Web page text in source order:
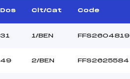
ROGUET JEAN CLAUDE (MB)
Dos Clt/Cat Code
31 1/BEN FFS2604819
49 2/BEN FFS2625584